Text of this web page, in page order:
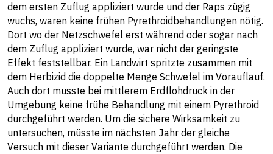
dem ersten Zuflug appliziert wurde und der Raps zügig
wuchs, waren keine frühen Pyrethroidbehandlungen nötig.
Dort wo der Netzschwefel erst während oder sogar nach
dem Zuflug appliziert wurde, war nicht der geringste
Effekt feststellbar. Ein Landwirt spritzte zusammen mit
dem Herbizid die doppelte Menge Schwefel im Vorauflauf.
Auch dort musste bei mittlerem Erdflohdruck in der
Umgebung keine frühe Behandlung mit einem Pyrethroid
durchgeführt werden. Um die sichere Wirksamkeit zu
untersuchen, müsste im nächsten Jahr der gleiche
Versuch mit dieser Variante durchgeführt werden. Die